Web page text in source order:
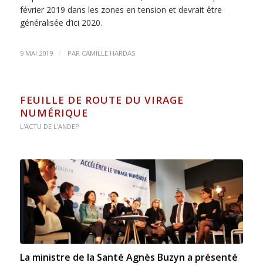
février 2019 dans les zones en tension et devrait être
généralisée d’ici 2020.
9 MAI 2019 / PAR CAMILLE HARDAS
FEUILLE DE ROUTE DU VIRAGE
NUMÉRIQUE
L'ACTU DE L'ANDEP
La ministre de la Santé Agnès Buzyn a présenté